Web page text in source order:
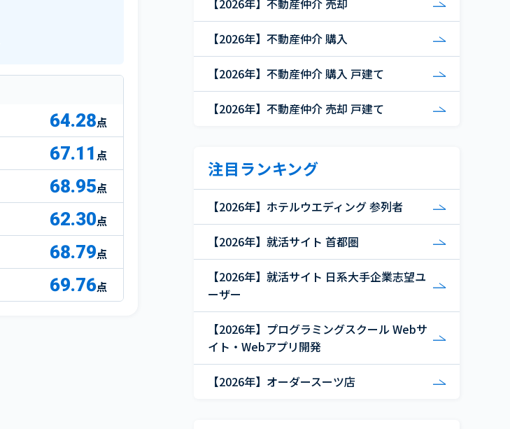
64.28点
67.11 点
68.95点
62.30点
68.79点
69.76点
【2026年】不動産仲介 売却
【2026年】不動産仲介 購入
【2026年】不動産仲介 購入 戸建て
【2026年】不動産仲介 売却 戸建て
注目ランキング
【2026年】ホテルウエディング 参列者
【2026年】就活サイト 首都圏
【2026年】就活サイト 日系大手企業志望ユ
ーザー
【2026年】プログラミングスクール Webサ
イト・Webアプリ開発
【2026年】オーダースーツ店